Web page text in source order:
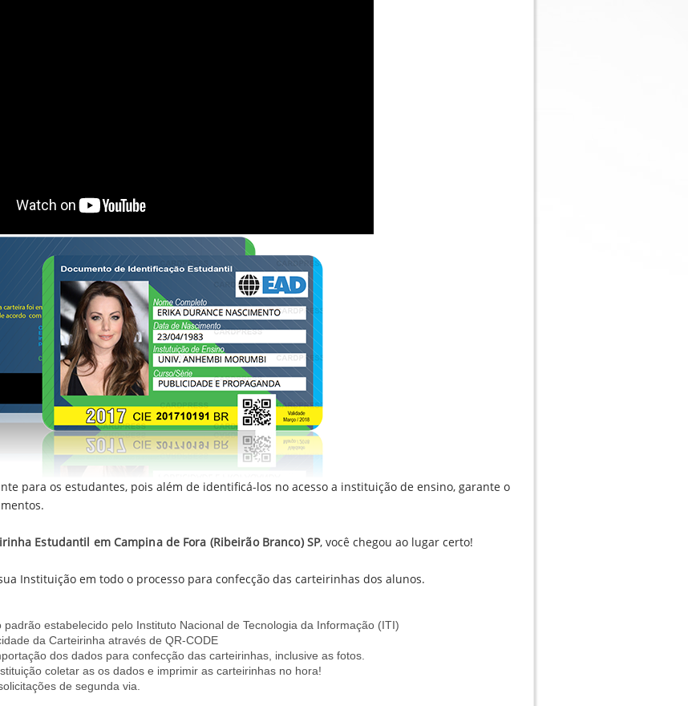
para os estudantes, pois além de identificá-los no acesso a instituição de ensino, garante o
Estudantil em Campina de Fora (Ribeirão Branco) SP, você chegou ao lugar certo!
Instituição em todo o processo para confecção das carteirinhas dos alunos.
estabelecido pelo Instituto Nacional de Tecnologia da Informação (ITI)
da Carteirinha através de QR-CODE
dos dados para confecção das carteirinhas, inclusive as fotos.
coletar as os dados e imprimir as carteirinhas no hora!
de segunda via.